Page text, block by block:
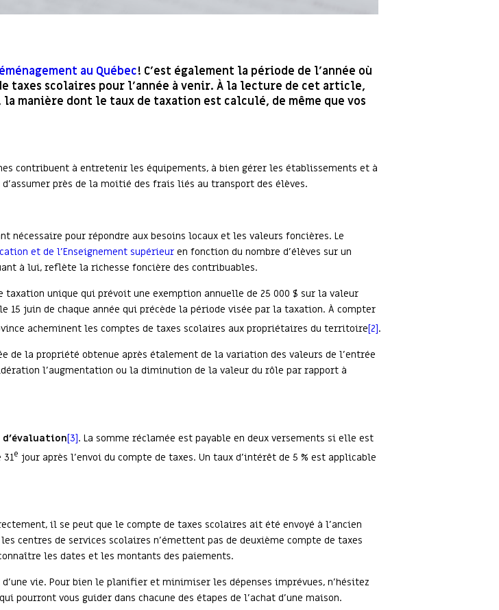
au Québec! C’est également la période de l’année où
scolaires pour l’année à venir. À la lecture de cet article,
manière dont le taux de taxation est calculé, de même que vos
contribuent à entretenir les équipements, à bien gérer les établissements et à
près de la moitié des frais liés au transport des élèves.
pour répondre aux besoins locaux et les valeurs foncières. Le
et de l’Enseignement supérieur en fonction du nombre d’élèves sur un
à lui, reflète la richesse foncière des contribuables.
taxation unique qui prévoit une exemption annuelle de 25 000 $ sur la valeur
juin de chaque année qui précède la période visée par la taxation. À compter
acheminent les comptes de taxes scolaires aux propriétaires du territoire[2].
de la propriété obtenue après étalement de la variation des valeurs de l’entrée
l’augmentation ou la diminution de la valeur du rôle par rapport à
d’évaluation[3]. La somme réclamée est payable en deux versements si elle est
e jour après l’envoi du compte de taxes. Un taux d’intérêt de 5 % est applicable
il se peut que le compte de taxes scolaires ait été envoyé à l’ancien
centres de services scolaires n’émettent pas de deuxième compte de taxes
les dates et les montants des paiements.
vie. Pour bien le planifier et minimiser les dépenses imprévues, n’hésitez
vous guider dans chacune des étapes de l’achat d’une maison.